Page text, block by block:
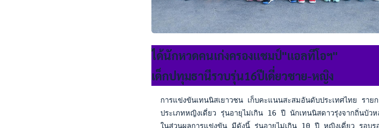
ได้นักหวดคนเก่งครองแชมป์"แอลทีโอฯ"
เด็กปทุมธานีรวบรุ่น16ปีเดี่ยวชาย-หญิง
การแข่งขันเทนนิสเยาวชน เก็บคะแนนสะสมอันดับประเทศไทย ร
ประเภทหญิงเดี่ยว รุ่นอายุไม่เกิน 16 ปี นักเทนนิสดาวรุ่งจากถิ่นบั
ในส่วนผลการแข่งขัน มีดังนี้ รุ่นอายุไม่เกิน 10 ปี หญิงเดี่ยว รอ